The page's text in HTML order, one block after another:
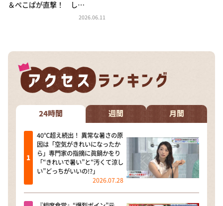
～人生密着トークバラエティ！～ やすとものいたっ
河合＆A.B.C-Z塚田×福井アナ「なんでやねん！？」
（news おかえり）
DAIGOも台所 ～きょうの献立 何にする？～
本日はダイアンなり！シーズン２
朝だ！生です旅サラダ
教えて！ニュースライブ 正義のミカタ
ＬＩＦＥ～夢のカタチ～
新婚さんいらっしゃい！
ポツンと一軒家
＆ぺこぱが直撃！ し…
2026.06.11
24時間 週間 月間
40℃超え続出！ 異常な暑さの原
因は「空気がきれいになったか
ら」専門家の指摘に眞鍋かをり
「“きれいで暑い”と“汚くて涼し
い”どっちがいいの!?」
2026.07.28